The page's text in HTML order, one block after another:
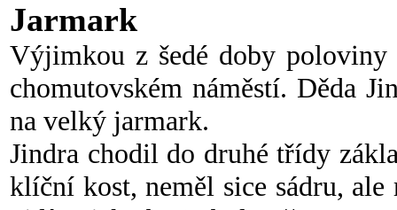
Jarmark
Výjimkou z šedé doby poloviny
chomutovském náměstí. Děda
na velký jarmark.
Jindra chodil do druhé třídy
klíční kost, neměl sice sádru,